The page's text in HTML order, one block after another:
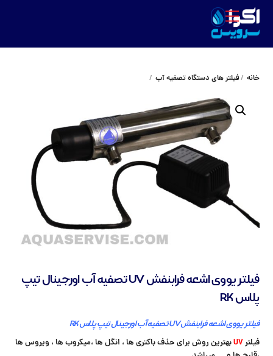
content
Menu
خانه فیلتر های دستگاه تصفیه آب
فیلتر یووی اشعه فرابنفش UV تصفیه آب اورجینال تیپ
پلاس RK
فیلتر یووی اشعه فرابنفش UV تصفیه آب اورجینال تیپ پلاس RK
فیلترUVبهترین روش برای حذف باکتری ها ، انگل ها ،میکروب ها ، ویروس ها